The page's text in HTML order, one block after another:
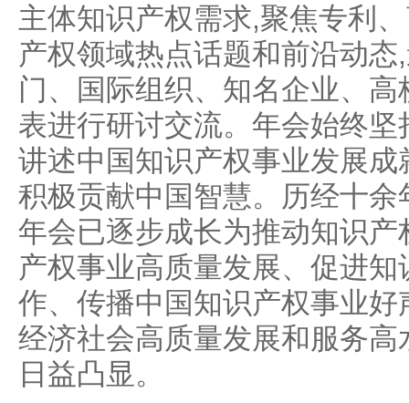
主体知识产权需求,聚焦专利
产权领域热点话题和前沿动
门、国际组织、知名企业、
表进行研讨交流。年会始终
讲述中国知识产权事业发展
积极贡献中国智慧。历经十
年会已逐步成长为推动知识
产权事业高质量发展、促进
作、传播中国知识产权事业
经济社会高质量发展和服务
日益凸显。